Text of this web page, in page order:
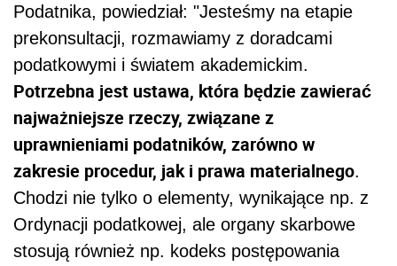
Podatnika, powiedział: "Jesteśmy na etapie
prekonsultacji, rozmawiamy z doradcami
podatkowymi i światem akademickim.
Potrzebna jest ustawa, która będzie zawierać
najważniejsze rzeczy, związane z
uprawnieniami podatników, zarówno w
zakresie procedur, jak i prawa materialnego.
Chodzi nie tylko o elementy, wynikające np. z
Ordynacji podatkowej, ale organy skarbowe
stosują również np. kodeks postępowania